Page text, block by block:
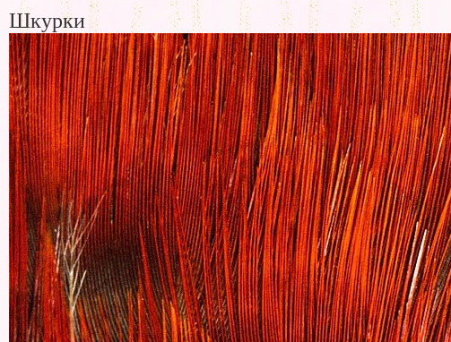
Шкурки